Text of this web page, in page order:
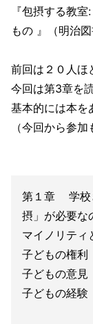
『包摂する教
もの 』（明治
前回は２０人ほ
今回は第3章を
基本的には本を
（今回から参加
第１章 学校
摂」が必要な
マイノリティ
子どもの権利
子どもの意見
子どもの経験